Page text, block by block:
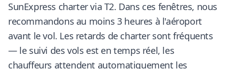
SunExpress charter via T2. Dans ces fenêtres, nous
recommandons au moins 3 heures à l'aéroport
avant le vol. Les retards de charter sont fréquents
— le suivi des vols est en temps réel, les
chauffeurs attendent automatiquement les